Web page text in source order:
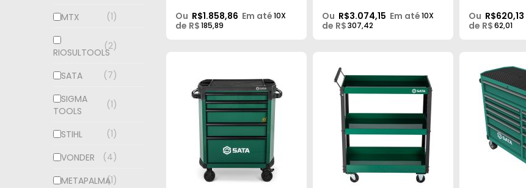
Ou R$1.858,86 Em até10X
de R$185,89
Ou R$3.074,15 Em até10X
de R$307,42
Ou R$620,13
de R$62,01
MTX
1
RIOSULTOOLS
2
SATA
7
SIGMA
TOOLS
1
STIHL
1
VONDER
4
METAPALMA1